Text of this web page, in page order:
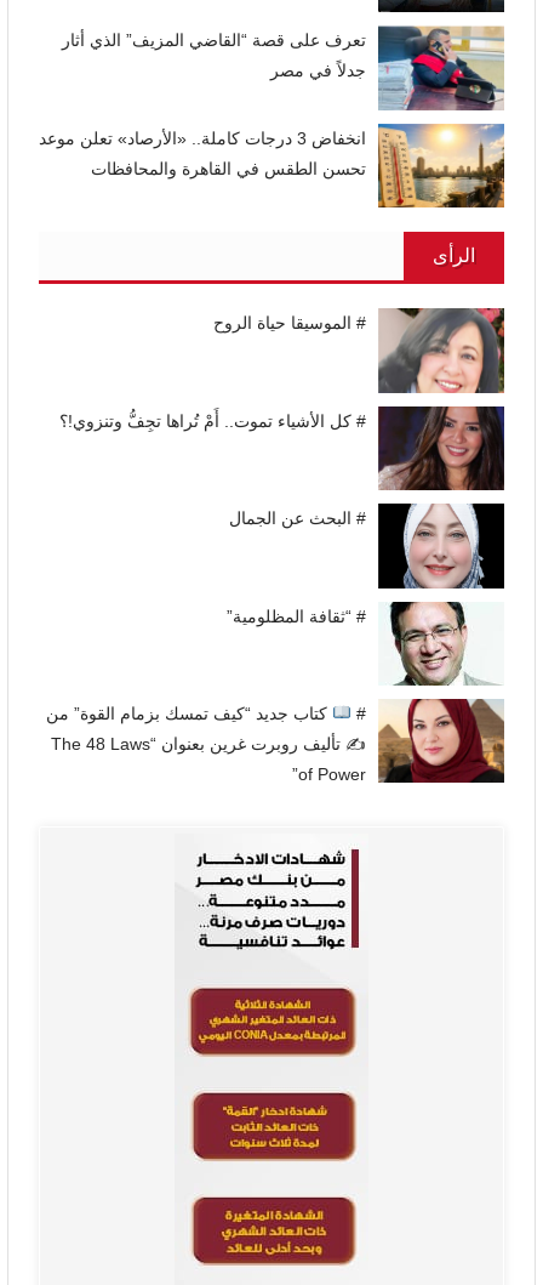
تعرف على قصة “القاضي المزيف” الذي أثار
جدلاً في مصر
انخفاض 3 درجات كاملة.. «الأرصاد» تعلن موعد
تحسن الطقس في القاهرة والمحافظات
الرأى
# الموسيقا حياة الروح
# كل الأشياء تموت.. أَمْ تُراها تجِفُّ وتنزوي!؟
# البحث عن الجمال
# “ثقافة المظلومية”
#
كتاب جديد “كيف تمسك بزمام القوة” من
✍
تأليف روبرت غرين بعنوان “The 48 Laws
of Power”